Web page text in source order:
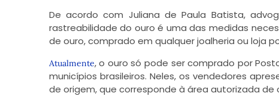
De acordo com Juliana de Paula Batista,
rastreabilidade do ouro é uma das medidas
de ouro, comprado em qualquer joalheria ou loja
Atualmente, o ouro só pode ser comprado por
municípios brasileiros. Neles, os vendedores
de origem, que corresponde à área autorizada de